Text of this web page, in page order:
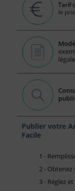
Tarif
le
Publier votre
Facile
1 -
2 -
3 - Réglez